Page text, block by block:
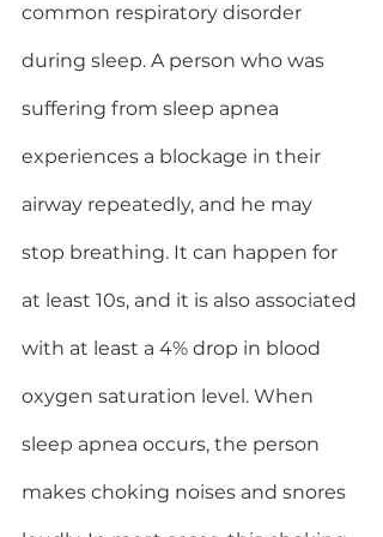
common respiratory disorder
during sleep. A person who was
suffering from sleep apnea
experiences a blockage in their
airway repeatedly, and he may
stop breathing. It can happen for
at least 10s, and it is also associated
with at least a 4% drop in blood
oxygen saturation level. When
sleep apnea occurs, the person
makes choking noises and snores